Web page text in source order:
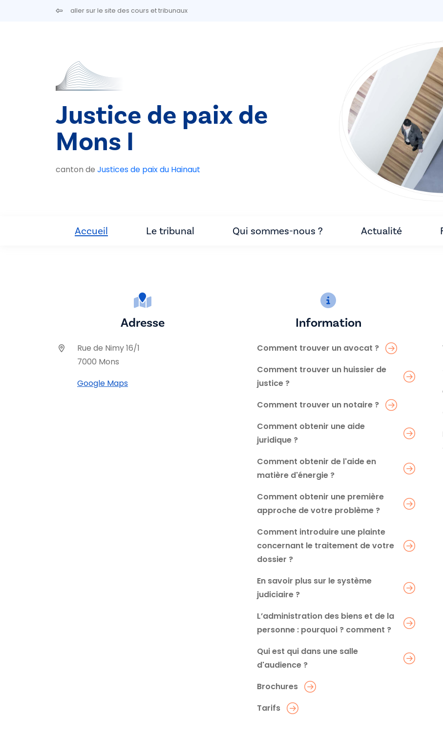
Aller au contenu principalaller sur le site des cours et tribunaux
Justice de paix de
Mons I
canton de Justices de paix du Hainaut
Accueil Le tribunal Qui sommes-nous ? Actualité
Adresse
Rue de Nimy 16/1
7000 Mons
Google Maps
Information
Comment trouver un avocat ?
Comment trouver un huissier de
justice ?
Comment trouver un notaire ?
Comment obtenir une aide
juridique ?
Comment obtenir de l'aide en
matière d'énergie ?
Comment obtenir une première
approche de votre problème ?
Comment introduire une plainte
concernant le traitement de votre
dossier ?
En savoir plus sur le système
judiciaire ?
L’administration des biens et de la
personne : pourquoi ? comment ?
Qui est qui dans une salle
d'audience ?
Brochures
Tarifs